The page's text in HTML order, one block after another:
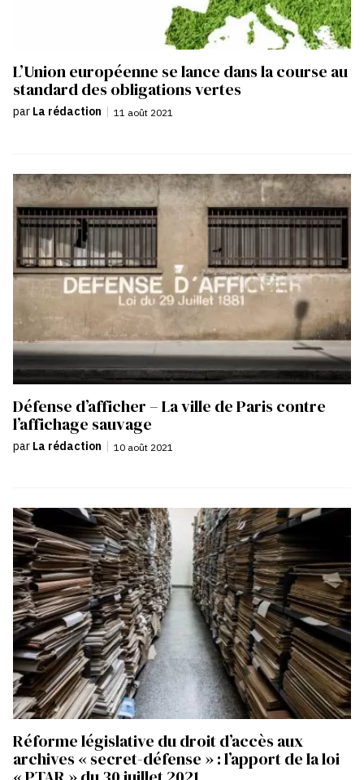
L’Union européenne se lance dans la course au
standard des obligations vertes
par La rédaction 11 août 2021
Défense d’afficher – La ville de Paris contre
l’affichage sauvage
par La rédaction | 10 août 2021
Réforme législative du droit d’accès aux
archives « secret-défense » : l’apport de la loi